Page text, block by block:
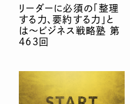
リーダーに必須の「整理
する力、要約する力」と
は〜ビジネス戦略塾 第
463回